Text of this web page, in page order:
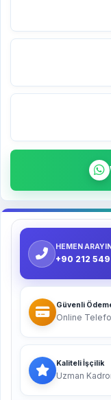
HEMEN
+90 212
Güvenli
Online
Kaliteli İşçilik
Uzman